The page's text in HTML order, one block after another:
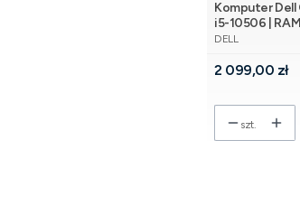
Komputer
i5-10506 | RAM
PRODUCENT
DELL
Cena
2 099,00 zł
szt.